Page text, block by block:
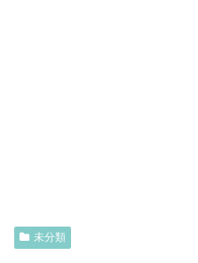
未分類